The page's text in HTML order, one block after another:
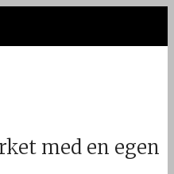
med en egen